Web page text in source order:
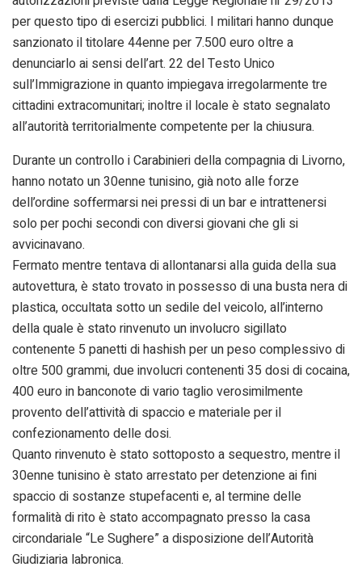
per questo tipo di esercizi pubblici. I militari hanno dunque
sanzionato il titolare 44enne per 7.500 euro oltre a
denunciarlo ai sensi dell’art. 22 del Testo Unico
sull’Immigrazione in quanto impiegava irregolarmente tre
cittadini extracomunitari; inoltre il locale è stato segnalato
all’autorità territorialmente competente per la chiusura.
Durante un controllo i Carabinieri della compagnia di Livorno,
hanno notato un 30enne tunisino, già noto alle forze
dell’ordine soffermarsi nei pressi di un bar e intrattenersi
solo per pochi secondi con diversi giovani che gli si
avvicinavano.
Fermato mentre tentava di allontanarsi alla guida della sua
autovettura, è stato trovato in possesso di una busta nera di
plastica, occultata sotto un sedile del veicolo, all’interno
della quale è stato rinvenuto un involucro sigillato
contenente 5 panetti di hashish per un peso complessivo di
oltre 500 grammi, due involucri contenenti 35 dosi di cocaina,
400 euro in banconote di vario taglio verosimilmente
provento dell’attività di spaccio e materiale per il
confezionamento delle dosi.
Quanto rinvenuto è stato sottoposto a sequestro, mentre il
30enne tunisino è stato arrestato per detenzione ai fini
spaccio di sostanze stupefacenti e, al termine delle
formalità di rito è stato accompagnato presso la casa
circondariale “Le Sughere” a disposizione dell’Autorità
Giudiziaria labronica.